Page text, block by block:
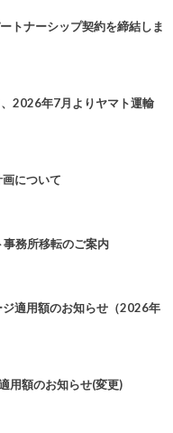
トナーシップ契約を締結しま
、2026年7月よりヤマト運輸
について
務所移転のご案内
適用額のお知らせ（2026年
用額のお知らせ(変更)